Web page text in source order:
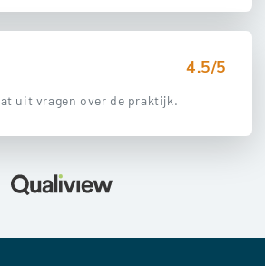
4.5/5
uit vragen over de praktijk.